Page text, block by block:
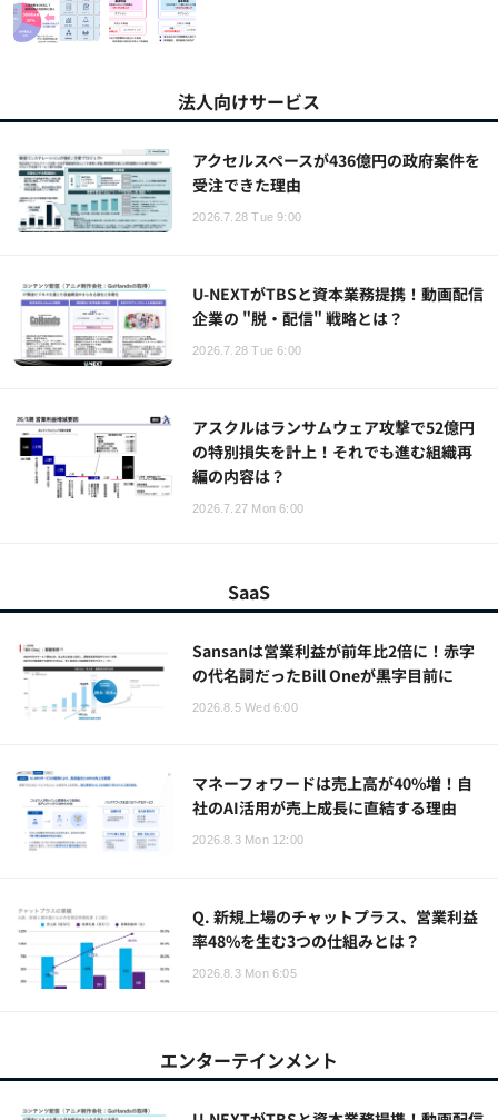
法人向けサービス
アクセルスペースが436億円の政府案件を
受注できた理由
2026.7.28 Tue 9:00
U-NEXTがTBSと資本業務提携！動画配信
企業の "脱・配信" 戦略とは？
2026.7.28 Tue 6:00
アスクルはランサムウェア攻撃で52億円
の特別損失を計上！それでも進む組織再
編の内容は？
2026.7.27 Mon 6:00
SaaS
Sansanは営業利益が前年比2倍に！赤字
の代名詞だったBill Oneが黒字目前に
2026.8.5 Wed 6:00
マネーフォワードは売上高が40%増！自
社のAI活用が売上成長に直結する理由
2026.8.3 Mon 12:00
Q. 新規上場のチャットプラス、営業利益
率48%を生む3つの仕組みとは？
2026.8.3 Mon 6:05
エンターテインメント